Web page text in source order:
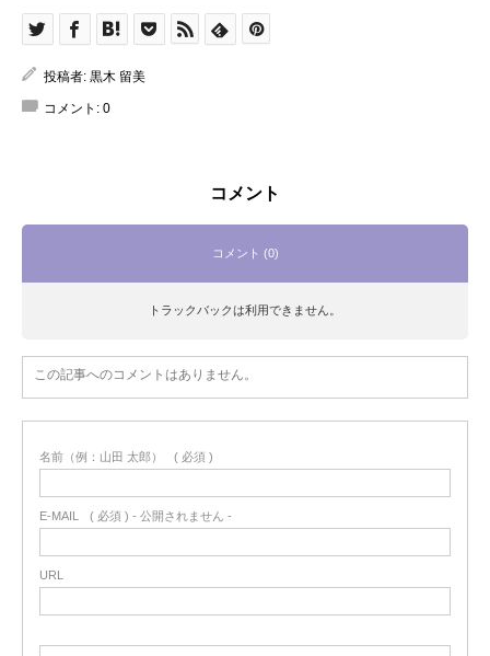
投稿者: 黒木 留美
コメント: 0
コメント
コメント (0)
トラックバックは利用できません。
この記事へのコメントはありません。
名前（例：山田 太郎） ( 必須 )
E-MAIL ( 必須 ) - 公開されません -
URL